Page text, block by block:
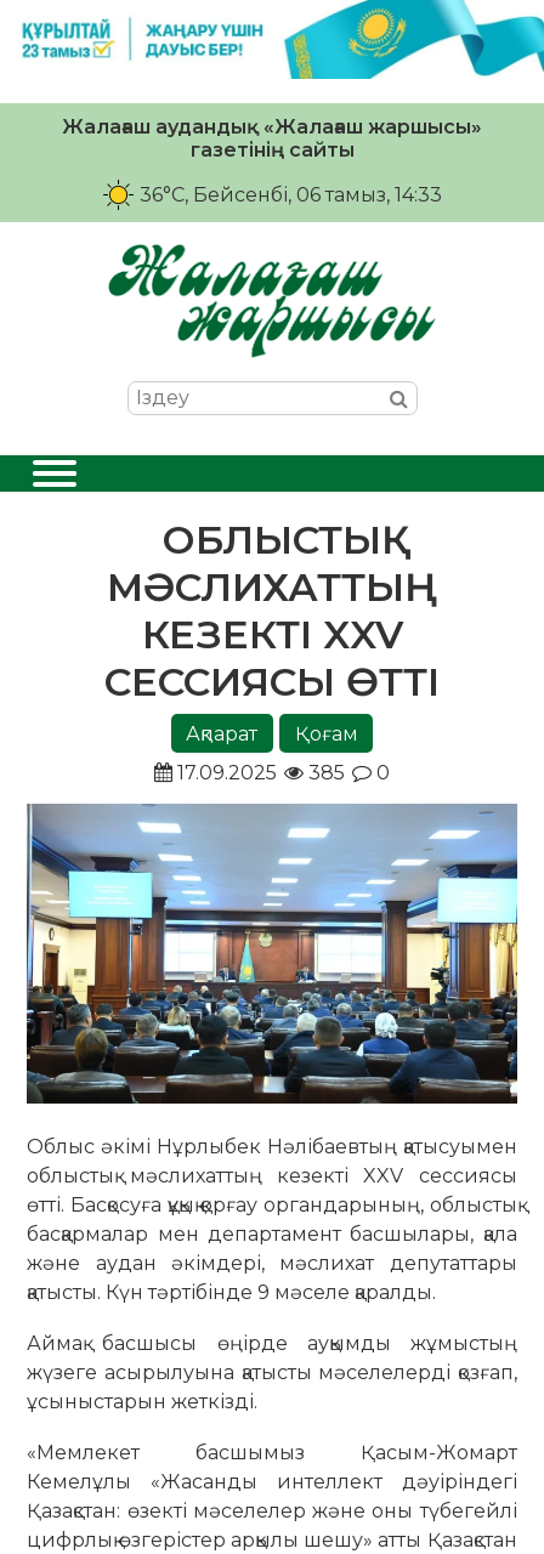
Жалағаш аудандық «Жалағаш жаршысы»
газетінің сайты
36°C, Бейсенбі, 06 тамыз, 14:33
ОБЛЫСТЫҚ
МӘСЛИХАТТЫҢ
КЕЗЕКТІ XXV
СЕССИЯСЫ ӨТТІ
Ақпарат
Қоғам
17.09.2025
385 0
Облыс әкімі Нұрлыбек Нәлібаевтың қатысуымен
облыстық мәслихаттың кезекті XXV сессиясы
өтті. Басқосуға құқық қорғау органдарының, облыстық
басқармалар мен департамент басшылары, қала
және аудан әкімдері, мәслихат депутаттары
қатысты. Күн тәртібінде 9 мәселе қаралды.
Аймақ басшысы өңірде ауқымды жұмыстың
жүзеге асырылуына қатысты мәселелерді қозғап,
ұсыныстарын жеткізді.
«Мемлекет басшымыз Қасым-Жомарт
Кемелұлы «Жасанды интеллект дәуіріндегі
Қазақстан: өзекті мәселелер және оны түбегейлі
цифрлық өзгерістер арқылы шешу» атты Қазақстан